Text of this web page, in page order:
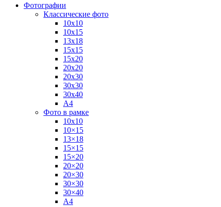
Фотографии
Классические фото
10х10
10х15
13х18
15х15
15х20
20х20
20х30
30х30
30х40
А4
Фото в рамке
10х10
10×15
13×18
15×15
15×20
20×20
20×30
30×30
30×40
A4